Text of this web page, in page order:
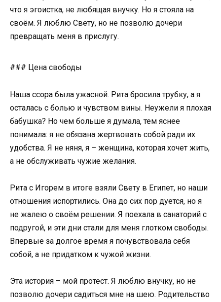
что я эгоистка, не любящая внучку. Но я стояла на
своём. Я люблю Свету, но не позволю дочери
превращать меня в прислугу.
### Цена свободы
Наша ссора была ужасной. Рита бросила трубку, а я
осталась с болью и чувством вины. Неужели я плохая
бабушка? Но чем больше я думала, тем яснее
понимала: я не обязана жертвовать собой ради их
удобства. Я не няня, я – женщина, которая хочет жить,
а не обслуживать чужие желания.
Рита с Игорем в итоге взяли Свету в Египет, но наши
отношения испортились. Она до сих пор дуется, но я
не жалею о своём решении. Я поехала в санаторий с
подругой, и эти дни стали для меня глотком свободы.
Впервые за долгое время я почувствовала себя
собой, а не придатком к чужой жизни.
Эта история – мой протест. Я люблю внучку, но не
позволю дочери садиться мне на шею. Родительство